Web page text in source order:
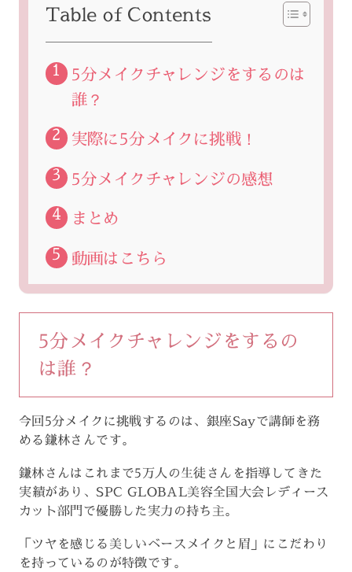
Table of Contents
5分メイクチャレンジをするのは
誰？
実際に5分メイクに挑戦！
5分メイクチャレンジの感想
まとめ
動画はこちら
5分メイクチャレンジをするの
は誰？
今回5分メイクに挑戦するのは、銀座Sayで講師を務
める鎌林さんです。
鎌林さんはこれまで5万人の生徒さんを指導してきた
実績があり、SPC GLOBAL美容全国大会レディース
カット部門で優勝した実力の持ち主。
「ツヤを感じる美しいベースメイクと眉」にこだわり
を持っているのが特徴です。